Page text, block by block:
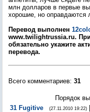
млн долларов в первые
хорошие, но оправдаются
Перевод выполнен
www.twilightrussia.ru.
обязательно укажите
перевода.
Всего комментариев: 31
Порядок
31 Fugitive (27.11.2010 19:22)